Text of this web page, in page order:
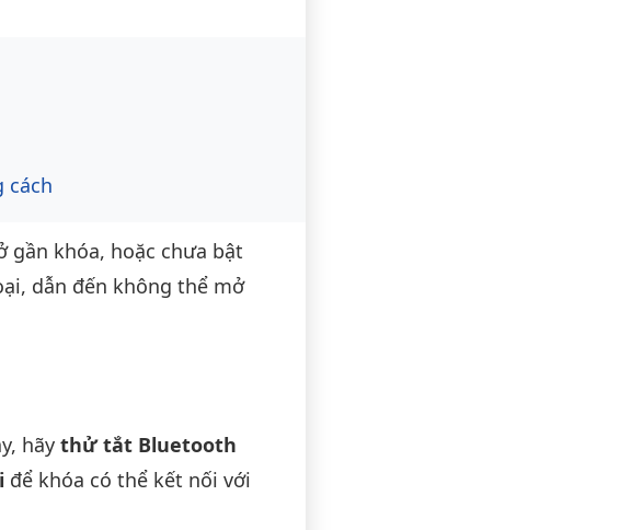
cách
gần khóa, hoặc chưa bật
dẫn đến không thể mở
hãy thử tắt Bluetooth
để khóa có thể kết nối với